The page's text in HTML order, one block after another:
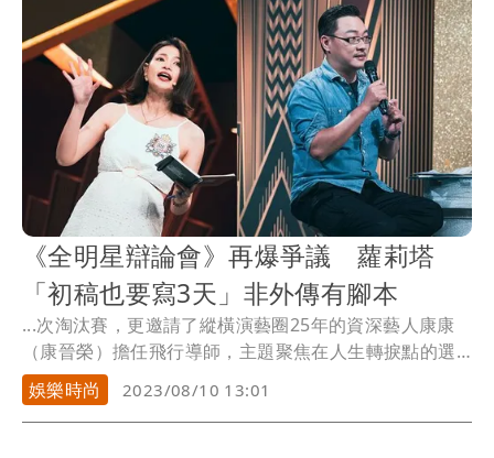
《全明星辯論會》再爆爭議 蘿莉塔
「初稿也要寫3天」非外傳有腳本
...次淘汰賽，更邀請了縱橫演藝圈25年的資深藝人康康
（康晉榮）擔任飛行導師，主題聚焦在人生轉捩點的選
擇，...
娛樂時尚 2023/08/10 13:01